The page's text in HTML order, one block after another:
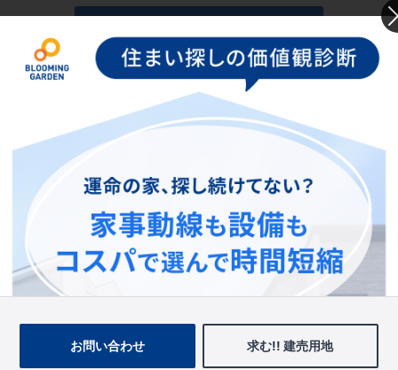
お問い合わせフォームへ
この物件を見ている人に
おすすめの物件
お問い合わせ 求む!! 建売用地